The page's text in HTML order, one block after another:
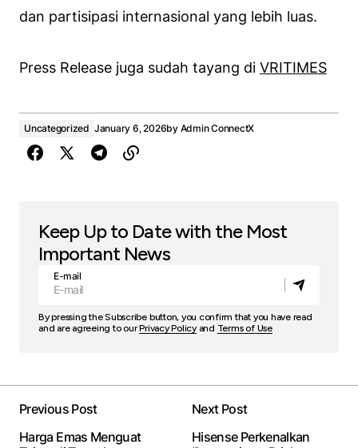
dan partisipasi internasional yang lebih luas.
Press Release juga sudah tayang di VRITIMES
Uncategorized January 6, 2026by Admin ConnectX
Keep Up to Date with the Most
Important News
E-mail
By pressing the Subscribe button, you confirm that you have read
and are agreeing to ourPrivacy Policyand Terms of Use
Previous Post
Harga Emas Menguat
Next Post
Hisense Perkenalkan